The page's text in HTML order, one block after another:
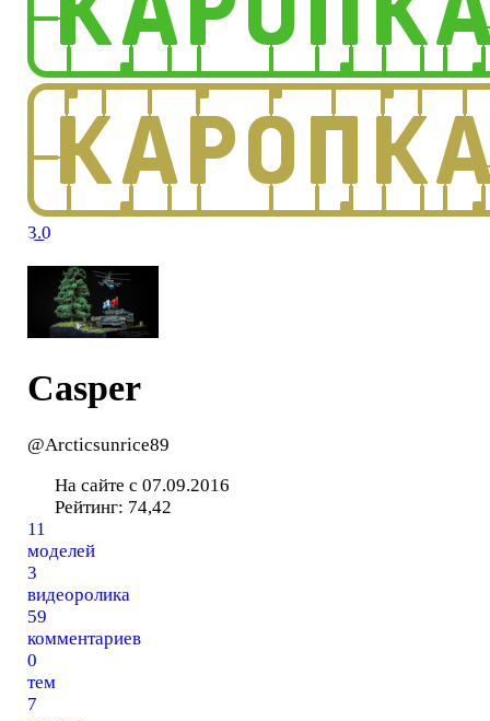
3.0
Casper
@Arcticsunrice89
На сайте с 07.09.2016
Рейтинг: 74,42
11
моделей
3
видеоролика
59
комментариев
0
тем
7